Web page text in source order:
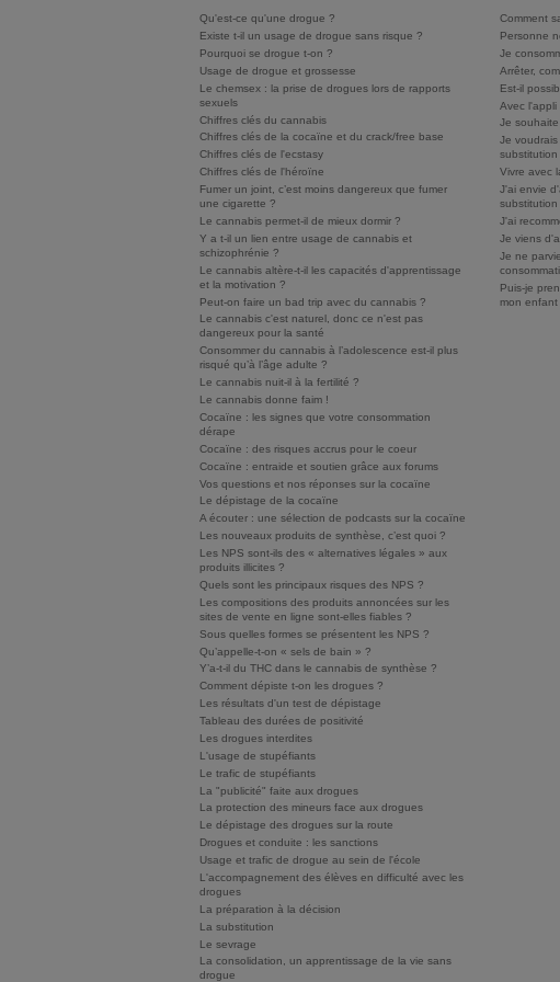
Qu'est-ce qu'une drogue ?
Existe t-il un usage de drogue sans risque ?
Pourquoi se drogue t-on ?
Usage de drogue et grossesse
Le chemsex : la prise de drogues lors de rapports
sexuels
Chiffres clés du cannabis
Chiffres clés de la cocaïne et du crack/free base
Chiffres clés de l'ecstasy
Chiffres clés de l'héroïne
Fumer un joint, c’est moins dangereux que fumer
une cigarette ?
Le cannabis permet-il de mieux dormir ?
Y a t-il un lien entre usage de cannabis et
schizophrénie ?
Le cannabis altère-t-il les capacités d'apprentissage
et la motivation ?
Peut-on faire un bad trip avec du cannabis ?
Le cannabis c'est naturel, donc ce n'est pas
dangereux pour la santé
Consommer du cannabis à l’adolescence est-il plus
risqué qu’à l’âge adulte ?
Le cannabis nuit-il à la fertilité ?
Le cannabis donne faim !
Cocaïne : les signes que votre consommation
dérape
Cocaïne : des risques accrus pour le coeur
Cocaïne : entraide et soutien grâce aux forums
Vos questions et nos réponses sur la cocaïne
Le dépistage de la cocaïne
A écouter : une sélection de podcasts sur la cocaïne
Les nouveaux produits de synthèse, c’est quoi ?
Les NPS sont-ils des « alternatives légales » aux
produits illicites ?
Quels sont les principaux risques des NPS ?
Les compositions des produits annoncées sur les
sites de vente en ligne sont-elles fiables ?
Sous quelles formes se présentent les NPS ?
Qu’appelle-t-on « sels de bain » ?
Y’a-t-il du THC dans le cannabis de synthèse ?
Comment dépiste t-on les drogues ?
Les résultats d'un test de dépistage
Tableau des durées de positivité
Les drogues interdites
L'usage de stupéfiants
Le trafic de stupéfiants
La "publicité" faite aux drogues
La protection des mineurs face aux drogues
Le dépistage des drogues sur la route
Drogues et conduite : les sanctions
Usage et trafic de drogue au sein de l'école
L'accompagnement des élèves en difficulté avec les
drogues
La préparation à la décision
La substitution
Le sevrage
La consolidation, un apprentissage de la vie sans
drogue
Comment
Personne
Je
Arrêter,
Est-il
Avec
Je
Je
substitution
Vivre avec
J'ai envie
substitution
J'ai
Je viens
Je ne
Puis-je
mon enfant